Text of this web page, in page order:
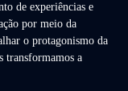
de experiências e
por meio da
o protagonismo da
transformamos a